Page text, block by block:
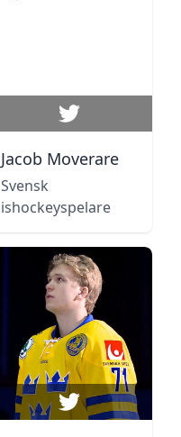
Jacob Moverare
Svensk
ishockeyspelare